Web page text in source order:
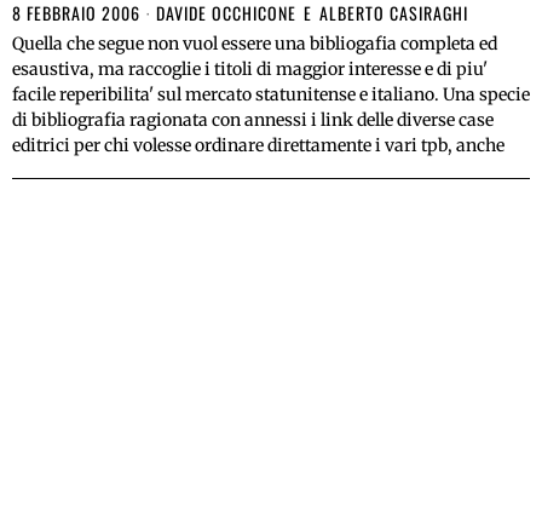
8 FEBBRAIO 2006 DAVIDE OCCHICONE E ALBERTO CASIRAGHI
Quella che segue non vuol essere una bibliogafia completa ed
esaustiva, ma raccoglie i titoli di maggior interesse e di piu'
facile reperibilita' sul mercato statunitense e italiano. Una specie
di bibliografia ragionata con annessi i link delle diverse case
editrici per chi volesse ordinare direttamente i vari tpb, anche